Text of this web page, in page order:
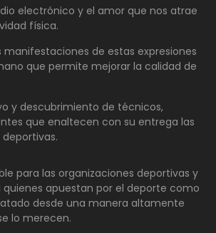
electrónico y el amor que nos atrae
física.
manifestaciones de estas expresiones
que permite mejorar la calidad de
y descubrimiento de técnicos,
que enaltecen con su entrega las
deportivas.
para las organizaciones deportivas y
quienes apuestan por el deporte como
desde una manera altamente
lo merecen.